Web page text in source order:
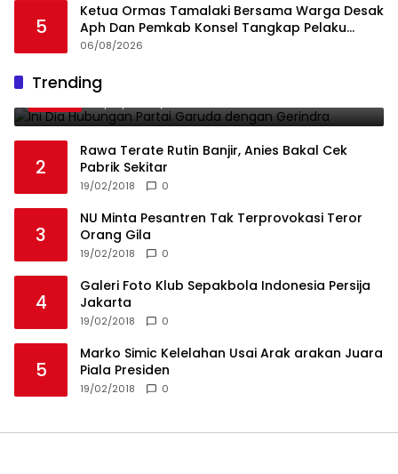
5
Ketua Ormas Tamalaki Bersama Warga Desak
Aph Dan Pemkab Konsel Tangkap Pelaku
Angkut Cangkang Sawit Overload, Truk PT KAP
06/08/2026
Trending
1
Gerindra
2
Rawa Terate Rutin Banjir, Anies Bakal Cek
Pabrik Sekitar
19/02/2018 0
3
NU Minta Pesantren Tak Terprovokasi Teror
Orang Gila
19/02/2018 0
4
Galeri Foto Klub Sepakbola Indonesia Persija
Jakarta
19/02/2018 0
5
Marko Simic Kelelahan Usai Arak arakan Juara
Piala Presiden
19/02/2018 0